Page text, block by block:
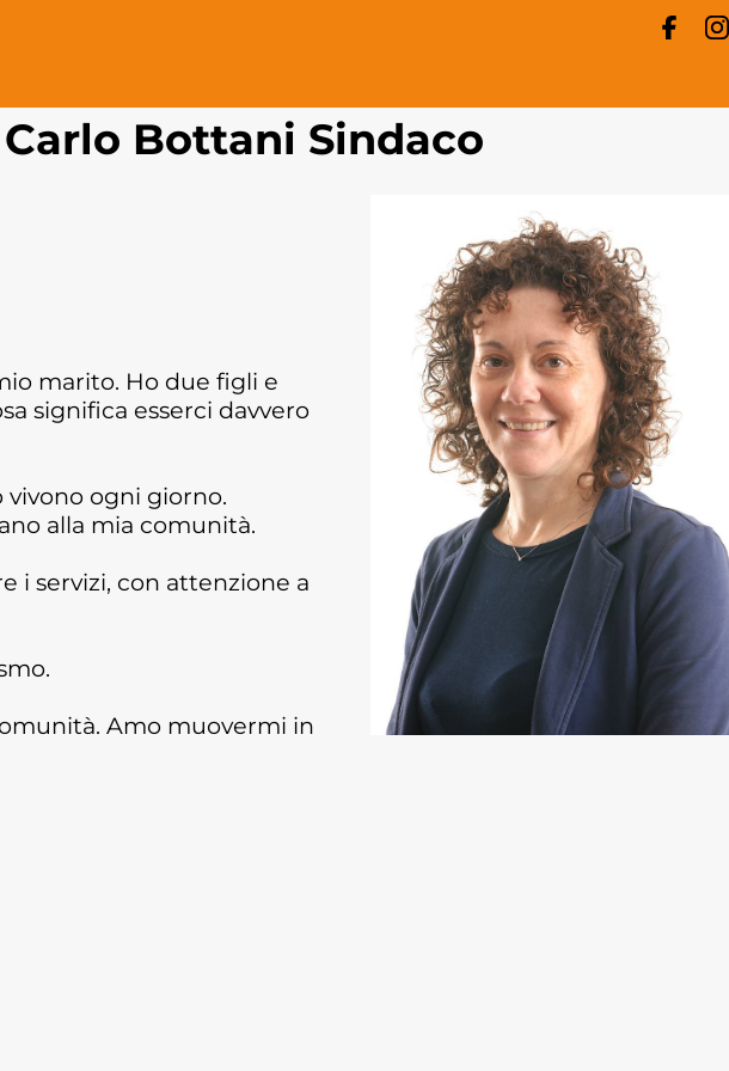
Bottani Sindaco
marito. Ho due figli e
significa esserci davvero
ogni giorno.
alla mia comunità.
i servizi, con attenzione a
Amo muovermi in